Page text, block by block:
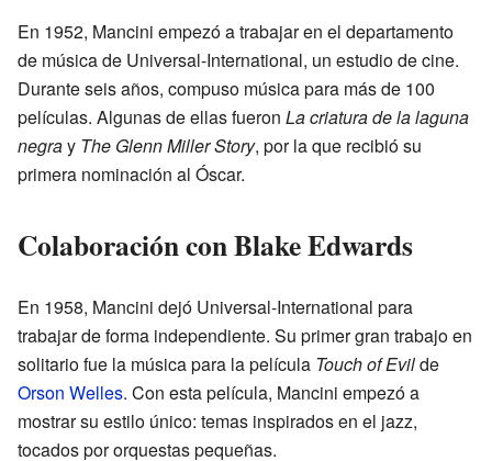
En 1952, Mancini empezó a trabajar en el departamento
de música de Universal-International, un estudio de cine.
Durante seis años, compuso música para más de 100
películas. Algunas de ellas fueron La criatura de la laguna
negray The Glenn Miller Story, por la que recibió su
primera nominación al Óscar.
Colaboración con Blake Edwards
En 1958, Mancini dejó Universal-International para
trabajar de forma independiente. Su primer gran trabajo en
solitario fue la música para la película Touch of Evilde
Orson Welles. Con esta película, Mancini empezó a
mostrar su estilo único: temas inspirados en el jazz,
tocados por orquestas pequeñas.